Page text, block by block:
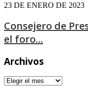
23 DE ENERO DE 2023
Consejero de
el foro...
Archivos
Archivos